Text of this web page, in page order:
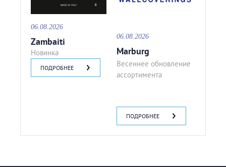
06.08.2026
Zambaiti
Новинка
ПОДРОБНЕЕ
06.08.2026
Marburg
Весеннее обновление
ассортимента
ПОДРОБНЕЕ